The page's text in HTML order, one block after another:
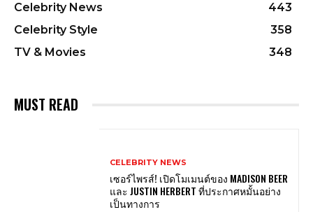
Celebrity News
443
Celebrity Style
358
TV & Movies
348
MUST READ
CELEBRITY NEWS
เซอร์ไพรส์! เปิดโมเมนต์ของ MADISON BEER
และ JUSTIN HERBERT ที่ประกาศหมั้นอย่าง
เป็นทางการ